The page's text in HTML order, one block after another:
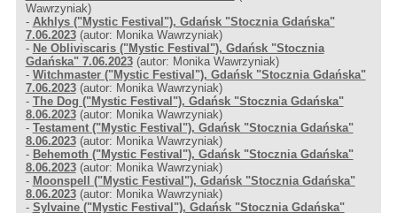
Wawrzyniak)
- Akhlys ("Mystic Festival"), Gdańsk "Stocznia Gdańska"
7.06.2023(autor: Monika Wawrzyniak)
- Ne Obliviscaris ("Mystic Festival"), Gdańsk "Stocznia
Gdańska" 7.06.2023(autor: Monika Wawrzyniak)
- Witchmaster ("Mystic Festival"), Gdańsk "Stocznia Gdańska"
7.06.2023(autor: Monika Wawrzyniak)
- The Dog ("Mystic Festival"), Gdańsk "Stocznia Gdańska"
8.06.2023(autor: Monika Wawrzyniak)
- Testament ("Mystic Festival"), Gdańsk "Stocznia Gdańska"
8.06.2023(autor: Monika Wawrzyniak)
- Behemoth ("Mystic Festival"), Gdańsk "Stocznia Gdańska"
8.06.2023(autor: Monika Wawrzyniak)
- Moonspell ("Mystic Festival"), Gdańsk "Stocznia Gdańska"
8.06.2023(autor: Monika Wawrzyniak)
- Sylvaine ("Mystic Festival"), Gdańsk "Stocznia Gdańska"